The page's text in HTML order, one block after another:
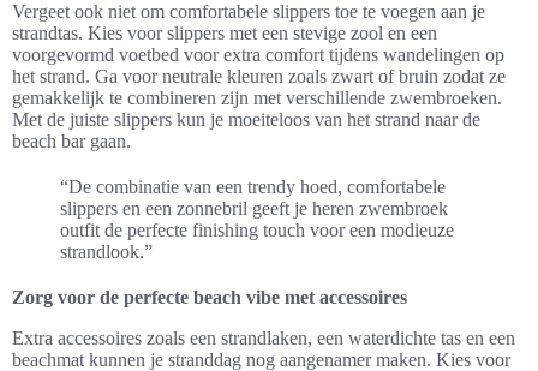
Vergeet ook niet om comfortabele slippers toe te voegen aan je
strandtas. Kies voor slippers met een stevige zool en een
voorgevormd voetbed voor extra comfort tijdens wandelingen op
het strand. Ga voor neutrale kleuren zoals zwart of bruin zodat ze
gemakkelijk te combineren zijn met verschillende zwembroeken.
Met de juiste slippers kun je moeiteloos van het strand naar de
beach bar gaan.
“De combinatie van een trendy hoed, comfortabele
slippers en een zonnebril geeft je heren zwembroek
outfit de perfecte finishing touch voor een modieuze
strandlook.”
Zorg voor de perfecte beach vibe met accessoires
Extra accessoires zoals een strandlaken, een waterdichte tas en een
beachmat kunnen je stranddag nog aangenamer maken. Kies voor